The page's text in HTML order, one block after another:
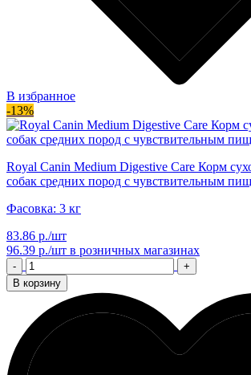
В избранное
-13%
Royal Canin Medium Digestive Care Корм
собак средних пород с чувствительным
Фасовка: 3 кг
83.86 р./шт
96.39 р./шт в розничных магазинах
-
+
В корзину